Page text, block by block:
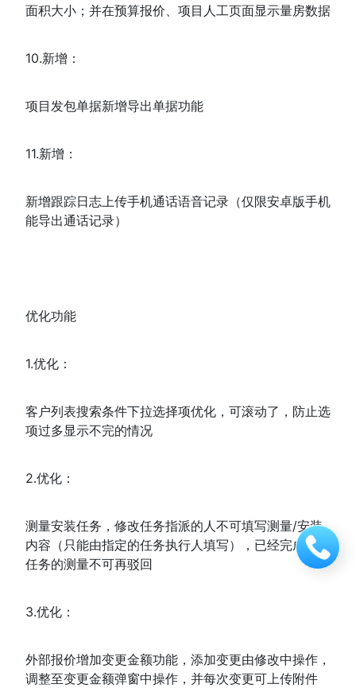
立即拨打
面积大小；并在预算报价、项目人工页面显示量房数据
10.新增：
项目发包单据新增导出单据功能
11.新增：
新增跟踪日志上传手机通话语音记录（仅限安卓版手机
能导出通话记录）
优化功能
1.优化：
客户列表搜索条件下拉选择项优化，可滚动了，防止选
项过多显示不完的情况
2.优化：
测量安装任务，修改任务指派的人不可填写测量/安装
内容（只能由指定的任务执行人填写），已经完成安装
任务的测量不可再驳回
3.优化：
外部报价增加变更金额功能，添加变更由修改中操作，
调整至变更金额弹窗中操作，并每次变更可上传附件